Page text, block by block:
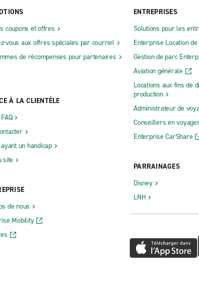
coupons et offres
vous aux offres spéciales par courriel
de récompenses pour partenaires
À LA CLIENTÈLE
un handicap
site
de nous
Mobility
ENTREPRISES
Solutions pour les
Enterprise Location
Gestion de parc
Aviation générale
Locations aux fins de
production
Administrateur de
Conseillers en
Enterprise CarShare
PARRAINAGES
Disney
LNH